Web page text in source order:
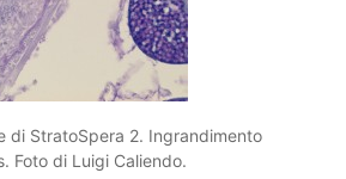
di StratoSpera 2. Ingrandimento
Foto di Luigi Caliendo.